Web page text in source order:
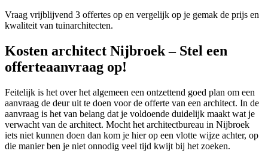
Vraag vrijblijvend 3 offertes op en vergelijk op je gemak de prijs en
kwaliteit van tuinarchitecten.
Kosten architect Nijbroek – Stel een
offerteaanvraag op!
Feitelijk is het over het algemeen een ontzettend goed plan om een
aanvraag de deur uit te doen voor de offerte van een architect. In de
aanvraag is het van belang dat je voldoende duidelijk maakt wat je
verwacht van de architect. Mocht het architectbureau in Nijbroek
iets niet kunnen doen dan kom je hier op een vlotte wijze achter, op
die manier ben je niet onnodig veel tijd kwijt bij het zoeken.